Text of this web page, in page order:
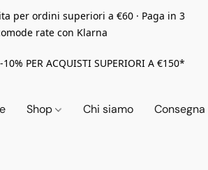
per ordini superiori a €60 · Paga in 3
rate con Klarna
PER ACQUISTI SUPERIORI A €150*
Shop Chi siamo Consegna